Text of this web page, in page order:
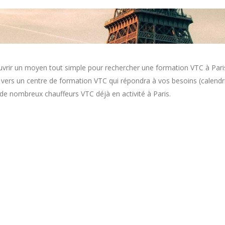
un moyen tout simple pour rechercher une formation VTC à
un centre de formation VTC qui répondra à vos besoins
nombreux chauffeurs VTC déjà en activité à Paris.